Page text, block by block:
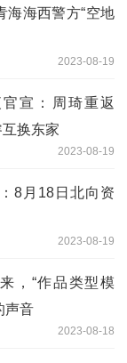
海海西警方“空地
2023-08-19
宣：周琦重返
换东家
2023-08-19
8月18日北向资
2023-08-19
，“作品类型模
声音
2023-08-18